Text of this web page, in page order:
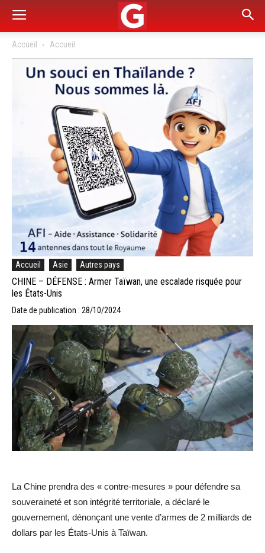
Accueil Accueil
Accueil Asie Autres pays
CHINE – DÉFENSE : Armer Taïwan, une escalade risquée pour
les États-Unis
Date de publication : 28/10/2024
La Chine prendra des « contre-mesures » pour défendre sa
souveraineté et son intégrité territoriale, a déclaré le
gouvernement, dénonçant une vente d’armes de 2 milliards de
dollars par les États-Unis à Taïwan.